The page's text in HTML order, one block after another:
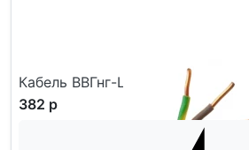
Кабель ВВГнг-LS ГОСТ 5x6
382 р